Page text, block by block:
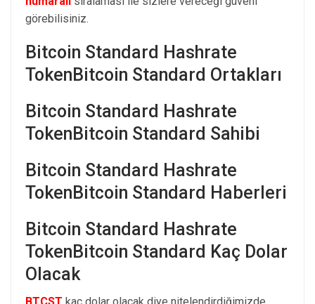
görebilisiniz.
Bitcoin Standard Hashrate
TokenBitcoin Standard Ortakları
Bitcoin Standard Hashrate
TokenBitcoin Standard Sahibi
Bitcoin Standard Hashrate
TokenBitcoin Standard Haberleri
Bitcoin Standard Hashrate
TokenBitcoin Standard Kaç Dolar
Olacak